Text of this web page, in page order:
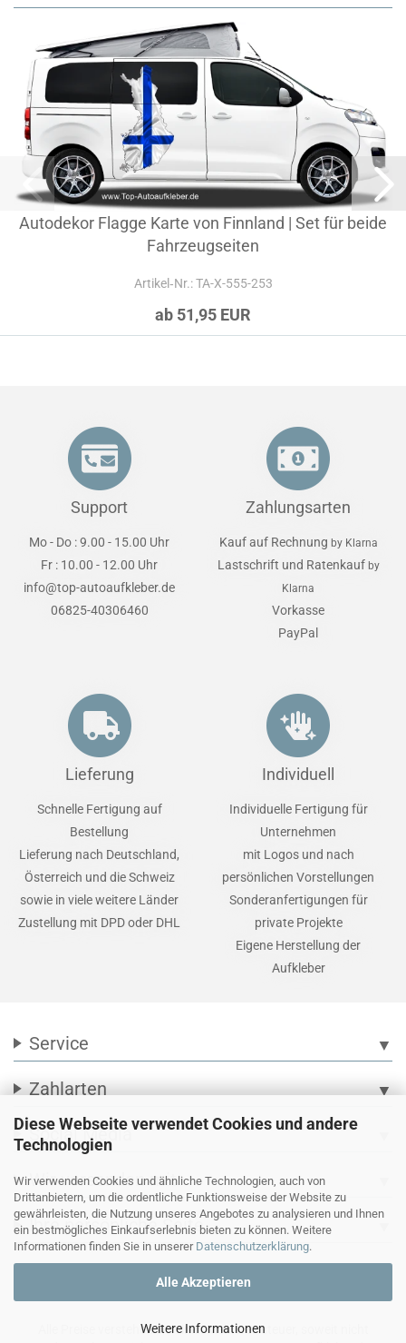
Diese Webseite verwendet Cookies und andere
Technologien
Wir verwenden Cookies und ähnliche Technologien, auch von
Drittanbietern, um die ordentliche Funktionsweise der Website zu
gewährleisten, die Nutzung unseres Angebotes zu analysieren und Ihnen
ein bestmögliches Einkaufserlebnis bieten zu können. Weitere
Informationen finden Sie in unserer Datenschutzerklärung.
Alle Akzeptieren
Weitere Informationen
Autodekor Flagge Karte von Finnland | Set für beide
Fahrzeugseiten
Artikel‑Nr.: TA-X-555-253
ab 51,95 EUR
Support
Mo - Do : 9.00 - 15.00 Uhr
Fr : 10.00 - 12.00 Uhr
info@top-autoaufkleber.de
06825-40306460
Zahlungsarten
Kauf auf Rechnung by Klarna
Lastschrift und Ratenkauf by
Klarna
Vorkasse
PayPal
Lieferung
Schnelle Fertigung auf
Bestellung
Lieferung nach Deutschland,
Österreich und die Schweiz
sowie in viele weitere Länder
Zustellung mit DPD oder DHL
Individuell
Individuelle Fertigung für
Unternehmen
mit Logos und nach
persönlichen Vorstellungen
Sonderanfertigungen für
private Projekte
Eigene Herstellung der
Aufkleber
Service ▼
Zahlarten ▼
Social Media
Wir versenden mit
Ihre persönliche Seite
Alle Preise verstehen sich inkl. Mehrwertsteuer, soweit nicht